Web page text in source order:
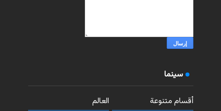
سينما
أقسام متنوعة العالم